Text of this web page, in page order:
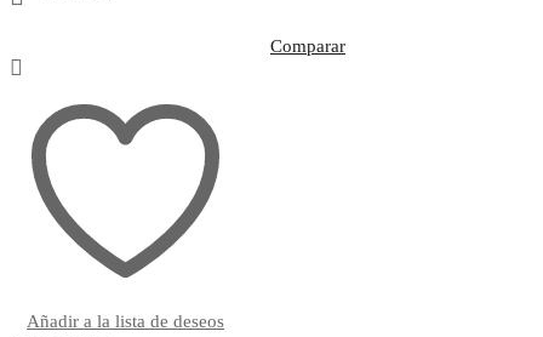
Añadir a la lista de deseos
Comparar